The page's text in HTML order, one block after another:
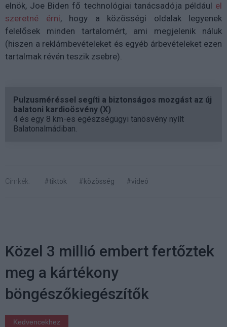
elnök, Joe Biden fő technológiai tanácsadója például el
szeretné érni, hogy a közösségi oldalak legyenek
felelősek minden tartalomért, ami megjelenik náluk
(hiszen a reklámbevételeket és egyéb árbevételeket ezen
tartalmak révén teszik zsebre).
Pulzusméréssel segíti a biztonságos mozgást az új
balatoni kardioösvény (X)
4 és egy 8 km-es egészségügyi tanösvény nyílt
Balatonalmádiban.
Címkék: #tiktok #közösség #videó
Közel 3 millió embert fertőztek
meg a kártékony
böngészőkiegészítők
Kedvencekhez